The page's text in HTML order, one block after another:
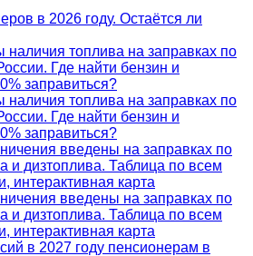
в 2026 году. Остаётся ли
наличия топлива на заправках по
Где найти бензин и
заправиться?
наличия топлива на заправках по
Где найти бензин и
заправиться?
введены на заправках по
и дизтоплива. Таблица по всем
интерактивная карта
введены на заправках по
и дизтоплива. Таблица по всем
интерактивная карта
в 2027 году пенсионерам в